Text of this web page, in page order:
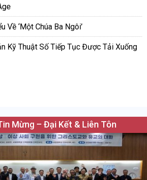
Về ‘Một Chúa Ba Ngôi’
Kỹ Thuật Số Tiếp Tục Được Tải Xuống
Mừng – Đại Kết & Liên Tôn